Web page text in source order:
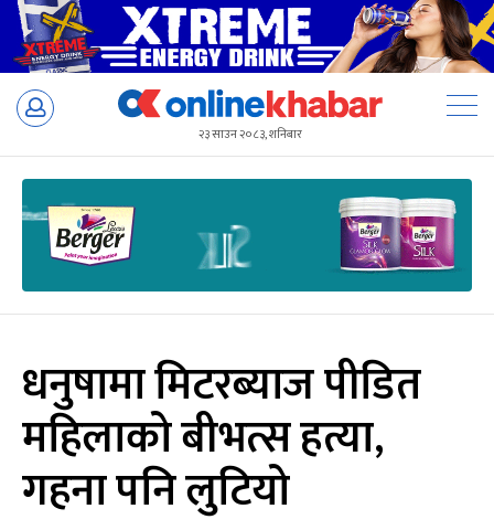
Skip
२३ साउन २०८३, शनिबार
धनुषामा मिटरब्याज पीडित
महिलाको बीभत्स हत्या,
गहना पनि लुटियो